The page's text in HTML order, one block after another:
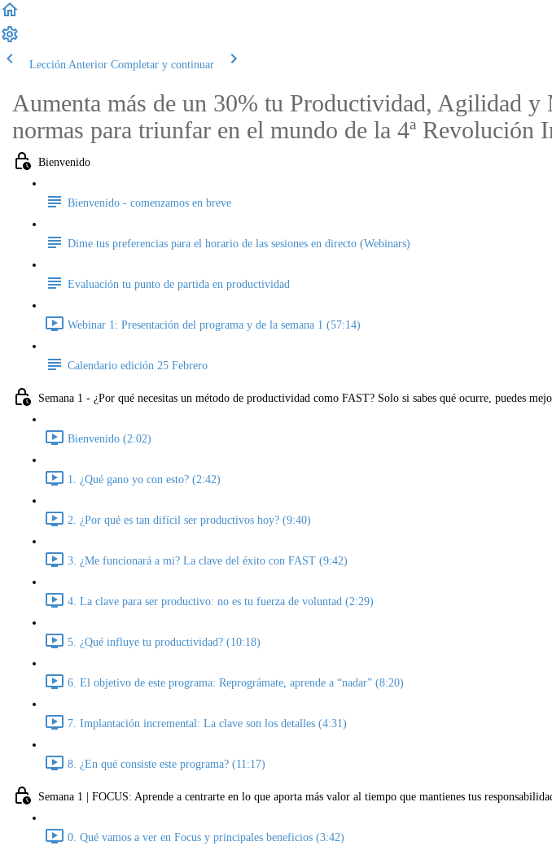
Lección Anterior Completar y continuar
Aumenta más de un 30% tu Productividad, Agilidad
normas para triunfar en el mundo de la 4ª Revolución
Bienvenido
Bienvenido - comenzamos en breve
Dime tus preferencias para el horario de las sesiones en directo (Webinars)
Evaluación tu punto de partida en productividad
Webinar 1: Presentación del programa y de la semana 1 (57:14)
Calendario edición 25 Febrero
Semana 1 - ¿Por qué necesitas un método de productividad como FAST? Solo si sabes qué ocurre, puedes
Bienvenido (2:02)
1. ¿Qué gano yo con esto? (2:42)
2. ¿Por qué es tan difícil ser productivos hoy? (9:40)
3. ¿Me funcionará a mi? La clave del éxito con FAST (9:42)
4. La clave para ser productivo: no es tu fuerza de voluntad (2:29)
5. ¿Qué influye tu productividad? (10:18)
6. El objetivo de este programa: Reprográmate, aprende a “nadar” (8:20)
7. Implantación incremental: La clave son los detalles (4:31)
8. ¿En qué consiste este programa? (11:17)
Semana 1 | FOCUS: Aprende a centrarte en lo que aporta más valor al tiempo que mantienes tus
0. Qué vamos a ver en Focus y principales beneficios (3:42)